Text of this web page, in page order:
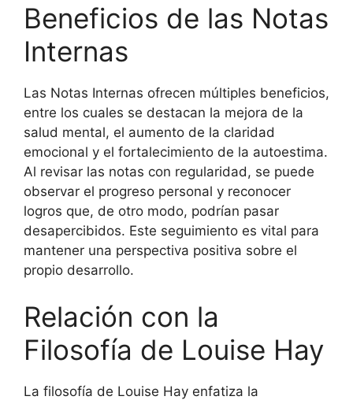
Beneficios de las Notas
Internas
Las Notas Internas ofrecen múltiples beneficios,
entre los cuales se destacan la mejora de la
salud mental, el aumento de la claridad
emocional y el fortalecimiento de la autoestima.
Al revisar las notas con regularidad, se puede
observar el progreso personal y reconocer
logros que, de otro modo, podrían pasar
desapercibidos. Este seguimiento es vital para
mantener una perspectiva positiva sobre el
propio desarrollo.
Relación con la
Filosofía de Louise Hay
La filosofía de Louise Hay enfatiza la